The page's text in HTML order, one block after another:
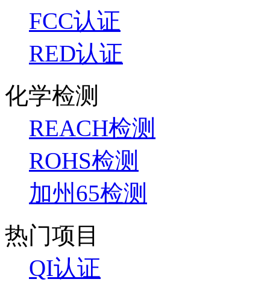
FCC认证
RED认证
化学检测
REACH检测
ROHS检测
加州65检测
热门项目
QI认证